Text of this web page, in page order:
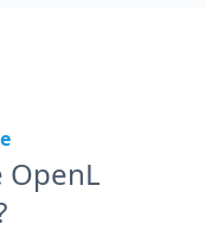
OpenL